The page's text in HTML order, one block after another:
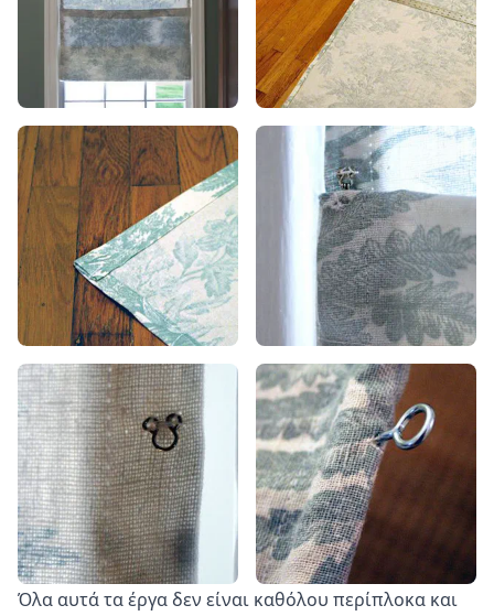
Όλα αυτά τα έργα δεν είναι καθόλου περίπλοκα και